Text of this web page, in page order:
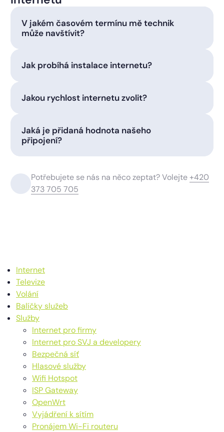
V jakém časovém termínu mě technik
může navštívit?
Jak probíhá instalace internetu?
Jakou rychlost internetu zvolit?
Jaká je přidaná hodnota našeho
připojení?
Potřebujete se nás na něco zeptat? Volejte+420
373 705 705
Internet
Televize
Volání
Balíčky služeb
Služby
Internet pro firmy
Internet pro SVJ a developery
Bezpečná síť
Hlasové služby
Wifi Hotspot
ISP Gateway
OpenWrt
Vyjádření k sítím
Pronájem Wi-Fi routeru